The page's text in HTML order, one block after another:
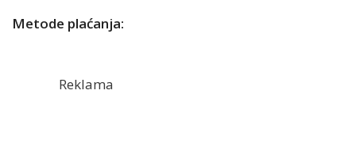
Metode plaćanja:
Reklama